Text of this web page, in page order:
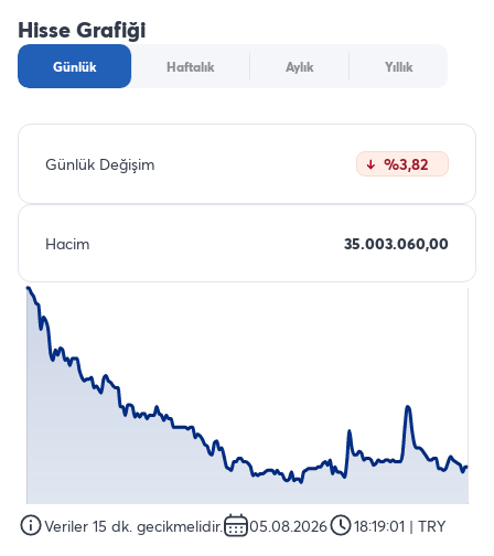
Hisse Grafiği
Günlük Haftalık Aylık Yıllık
Günlük Değişim %3,82
Hacim 35.003.060,00
Veriler 15 dk. gecikmelidir. 05.08.2026 18:19:01 | TRY